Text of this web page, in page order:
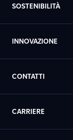
SOSTENIBILITÀ
INNOVAZIONE
CONTATTI
CARRIERE